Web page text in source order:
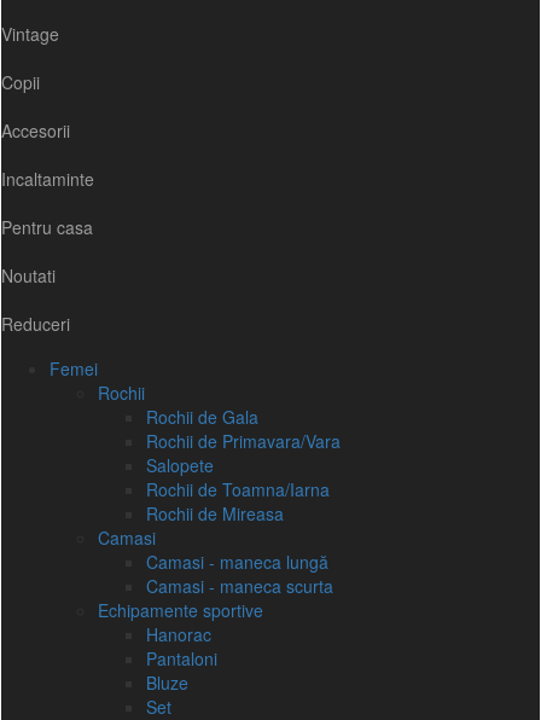
Vintage
Copii
Accesorii
Incaltaminte
Pentru casa
Noutati
Reduceri
Femei
Rochii
Rochii de Gala
Rochii de Primavara/Vara
Salopete
Rochii de Toamna/Iarna
Rochii de Mireasa
Camasi
Camasi - maneca lungă
Camasi - maneca scurta
Echipamente sportive
Hanorac
Pantaloni
Bluze
Set